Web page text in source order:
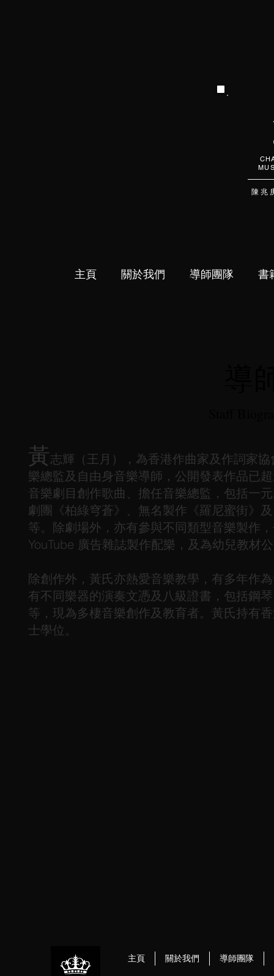
陳 兆
主頁 關於我們 導師團隊 書
黃志輝（王月），為香港作曲家及作詞家
樂總監及自由身音樂導師，公開發表作品已
音樂劇目創作歌曲、擔任音樂總監，包括一
劇團《柏綠穹蒼》、無名製作《羅尼蜜街》
等。除劇場外，亦有參與不同類型音樂製作
YouTube 廣告雜誌製作配樂，及為幼兒教材
除創作外，黃氏亦熱愛音樂教學，有多年作
有不同樂器的演奏文憑及八級證書，包括鋼
等，現為多棲音樂創作及教育者。黃氏持有
士學位。
主頁 關於我們 導師團隊